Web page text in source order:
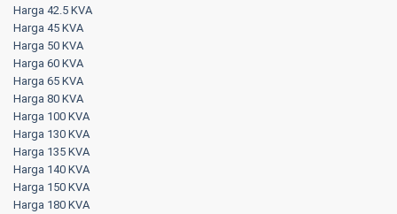
Harga 42.5 KVA
Harga 45 KVA
Harga 50 KVA
Harga 60 KVA
Harga 65 KVA
Harga 80 KVA
Harga 100 KVA
Harga 130 KVA
Harga 135 KVA
Harga 140 KVA
Harga 150 KVA
Harga 180 KVA